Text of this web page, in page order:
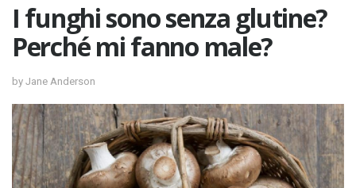
I funghi sono senza glutine?
Perché mi fanno male?
by Jane Anderson